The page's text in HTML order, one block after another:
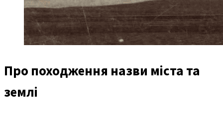
Про походження назви міста та
землі